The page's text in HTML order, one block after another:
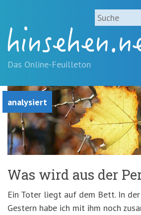
springen
(Accesskey
'1')Zur
springen
(Accesskey
'3')Zur
Suche
springen
(Accesskey
'2')
Suche
Das Online-Feuilleton
analysiert
Was wird aus der
Ein Toter liegt auf dem Bett. In
Gestern habe ich mit ihm noch